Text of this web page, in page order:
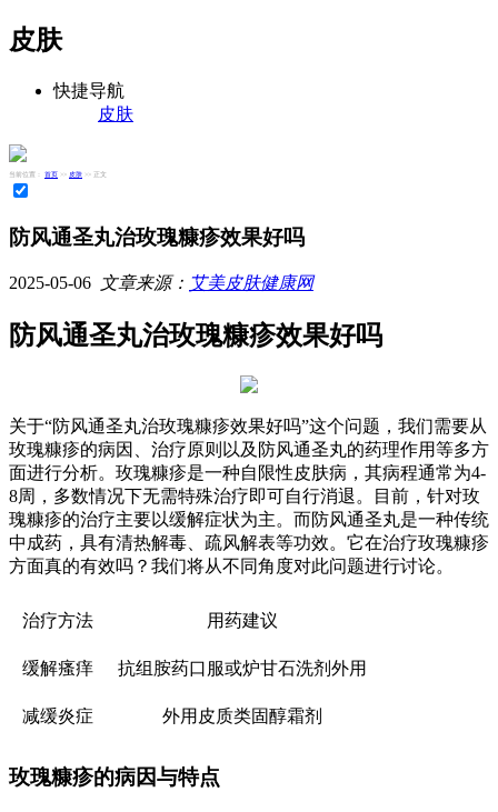
皮肤
快捷导航
皮肤
当前位置： 首页 >> 皮肤 >> 正文
防风通圣丸治玫瑰糠疹效果好吗
2025-05-06 文章来源： 艾美皮肤健康网
防风通圣丸治玫瑰糠疹效果好吗
关于“防风通圣丸治玫瑰糠疹效果好吗”这个问题，我们需要从
玫瑰糠疹的病因、治疗原则以及防风通圣丸的药理作用等多方
面进行分析。玫瑰糠疹是一种自限性皮肤病，其病程通常为4-
8周，多数情况下无需特殊治疗即可自行消退。目前，针对玫
瑰糠疹的治疗主要以缓解症状为主。而防风通圣丸是一种传统
中成药，具有清热解毒、疏风解表等功效。它在治疗玫瑰糠疹
方面真的有效吗？我们将从不同角度对此问题进行讨论。
治疗方法 用药建议
缓解瘙痒 抗组胺药口服或炉甘石洗剂外用
减缓炎症 外用皮质类固醇霜剂
玫瑰糠疹的病因与特点